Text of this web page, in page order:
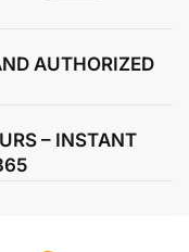
AUTHORIZED
– INSTANT